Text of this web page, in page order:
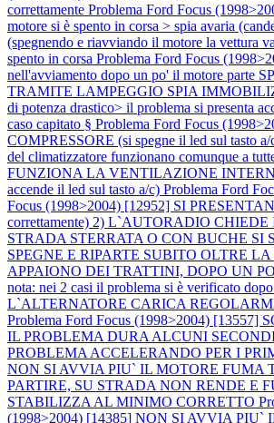
correttamente Problema Ford Focus
motore si è spento in corsa > spia avaria
(spegnendo e riavviando il motore la vettura
spento in corsa Problema Ford Focus
nell'avviamento dopo un po' il motore parte
TRAMITE LAMPEGGIO SPIA
di potenza drastico> il problema si presenta
caso capitato § Problema Ford Focus
COMPRESSORE (si spegne il led sul tasto
del climatizzatore funzionano comunque a
FUNZIONA LA VENTILAZIONE
accende il led sul tasto a/c) Problema Ford
Focus (1998>2004) [12952] SI
correttamente) 2) L`AUTORADIO CHIEDE
STRADA STERRATA O CON BUCHE
SPEGNE E RIPARTE SUBITO OLTRE
APPAIONO DEI TRATTINI, DOPO UN
nota: nei 2 casi il problema si è verificato
L`ALTERNATORE CARICA
Problema Ford Focus (1998>2004)
IL PROBLEMA DURA ALCUNI
PROBLEMA ACCELERANDO PER I
NON SI AVVIA PIU` IL MOTORE FUMA
PARTIRE, SU STRADA NON RENDE E
STABILIZZA AL MINIMO CORRETTO
(1998>2004) [14385] NON SI AVVIA